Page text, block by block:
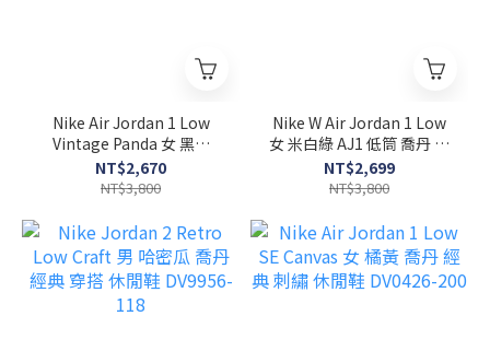
Nike Air Jordan 1 Low
Vintage Panda 女 黑白
AJ1 休閒鞋 FB9893-101
NT$2,670
NT$3,800
Nike W Air Jordan 1 Low
女 米白綠 AJ1 低筒 喬丹 經
典 休閒鞋 DC0774-001
NT$2,699
NT$3,800